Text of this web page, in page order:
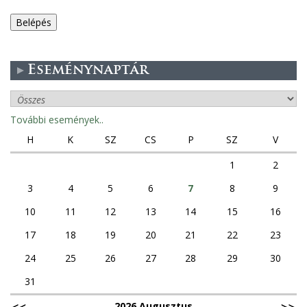
e
e
s
Eseménynaptár
További események..
H
K SZ CS P SZ
V
1
2
3
4 5 6 7 8
9
10
11 12 13 14 15
16
17
18 19 20 21 22
23
24
25 26 27 28 29
30
31